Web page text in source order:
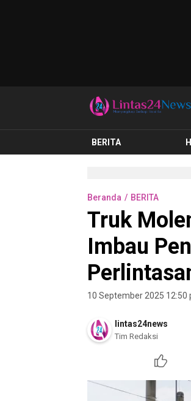
lintas24news.com
Menyingkap Setiap
BERITA
Beranda BERITA
Truk
Imbau
10 September 2025 12:50
lintas24news
Tim Redaksi